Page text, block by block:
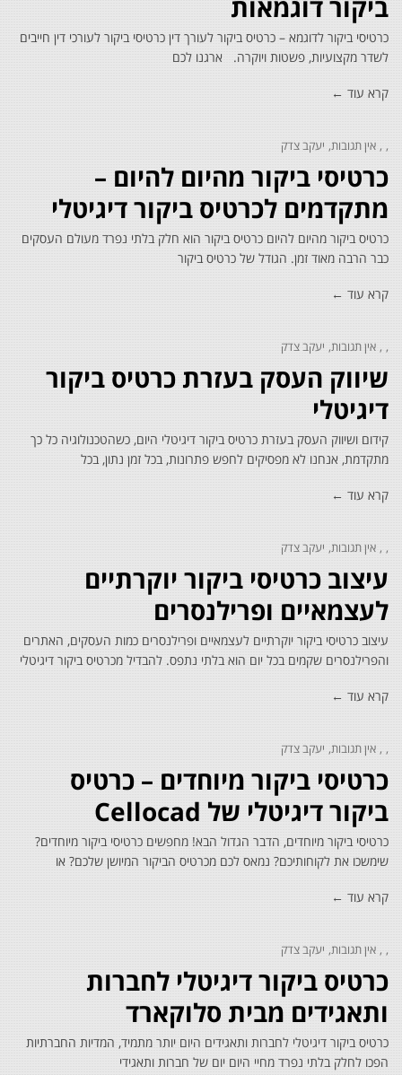
כרטיסי
דוגמאות
ביקור דוגמאות
כרטיסי ביקור לדוגמא – כרטיס ביקור לעורך דין כרטיסי ביקור לעורכי דין חייבים
לשדר מקצועיות, פשטות ויוקרה. ארגנו לכם
קרא עוד ←
אין תגובות יעקב צדק
כרטיסי ביקור מהיום להיום –
מתקדמים לכרטיס ביקור דיגיטלי
כרטיס ביקור מהיום להיום כרטיס ביקור הוא חלק בלתי נפרד מעולם העסקים
כבר הרבה מאוד זמן. הגודל של כרטיס ביקור
קרא עוד ←
אין תגובות יעקב צדק
שיווק העסק בעזרת כרטיס ביקור
דיגיטלי
קידום ושיווק העסק בעזרת כרטיס ביקור דיגיטלי היום, כשהטכנולוגיה כל כך
מתקדמת, אנחנו לא מפסיקים לחפש פתרונות, בכל זמן נתון, בכל
קרא עוד ←
אין תגובות יעקב צדק
עיצוב כרטיסי ביקור יוקרתיים
לעצמאיים ופרילנסרים
עיצוב כרטיסי ביקור יוקרתיים לעצמאיים ופרילנסרים כמות העסקים, האתרים
והפרילנסרים שקמים בכל יום הוא בלתי נתפס. להבדיל מכרטיס ביקור דיגיטלי
קרא עוד ←
אין תגובות יעקב צדק
כרטיסי ביקור מיוחדים – כרטיס
ביקור דיגיטלי של Cellocad
כרטיסי ביקור מיוחדים, הדבר הגדול הבא! מחפשים כרטיסי ביקור מיוחדים?
שימשכו את לקוחותיכם? נמאס לכם מכרטיס הביקור המיושן שלכם? או
קרא עוד ←
אין תגובות יעקב צדק
כרטיס ביקור דיגיטלי לחברות
ותאגידים מבית סלוקארד
כרטיס ביקור דיגיטלי לחברות ותאגידים היום יותר מתמיד, המדיות החברתיות
הפכו לחלק בלתי נפרד מחיי היום יום של חברות ותאגידי